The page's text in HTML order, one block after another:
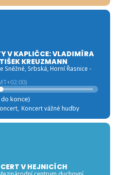
V KAPLIČCE: VLADIMÍRA
KREUZMANN
Sněžné, Srbská, Horní Řasnice -
do konce)
Koncert vážné hudby
V HEJNICÍCH